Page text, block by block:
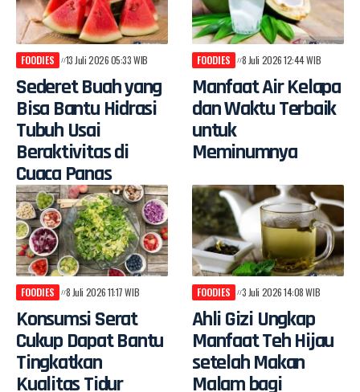
FOODIES 13 Juli 2026 05:33 WIB
Sederet Buah yang
Bisa Bantu Hidrasi
Tubuh Usai
Beraktivitas di
Cuaca Panas
FOODIES 8 Juli 2026 12:44 WIB
Manfaat Air Kelapa
dan Waktu Terbaik
untuk
Meminumnya
FOODIES 8 Juli 2026 11:17 WIB
Konsumsi Serat
Cukup Dapat Bantu
Tingkatkan
Kualitas Tidur
FOODIES 3 Juli 2026 14:08 WIB
Ahli Gizi Ungkap
Manfaat Teh Hijau
setelah Makan
Malam bagi